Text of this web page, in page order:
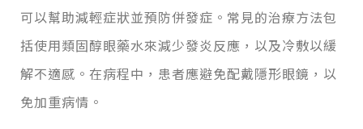
可以幫助減輕症狀並預防併發症。常見的治療方法包
括使用類固醇眼藥水來減少發炎反應，以及冷敷以緩
解不適感。在病程中，患者應避免配戴隱形眼鏡，以
免加重病情。